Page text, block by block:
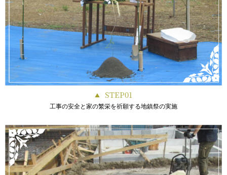
STEP01
工事の安全と家の繁栄を祈願する地鎮祭の実施